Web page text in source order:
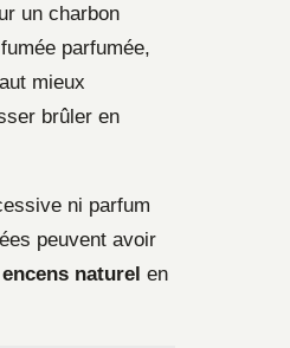
un charbon
parfumée,
mieux
brûler en
ni parfum
peuvent avoir
encens naturel en